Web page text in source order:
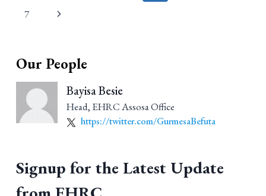
navigation
7
Our People
Bayisa Besie
Head, EHRC Assosa Office
https://twitter.com/GurmesaBefuta
Signup for the Latest Update